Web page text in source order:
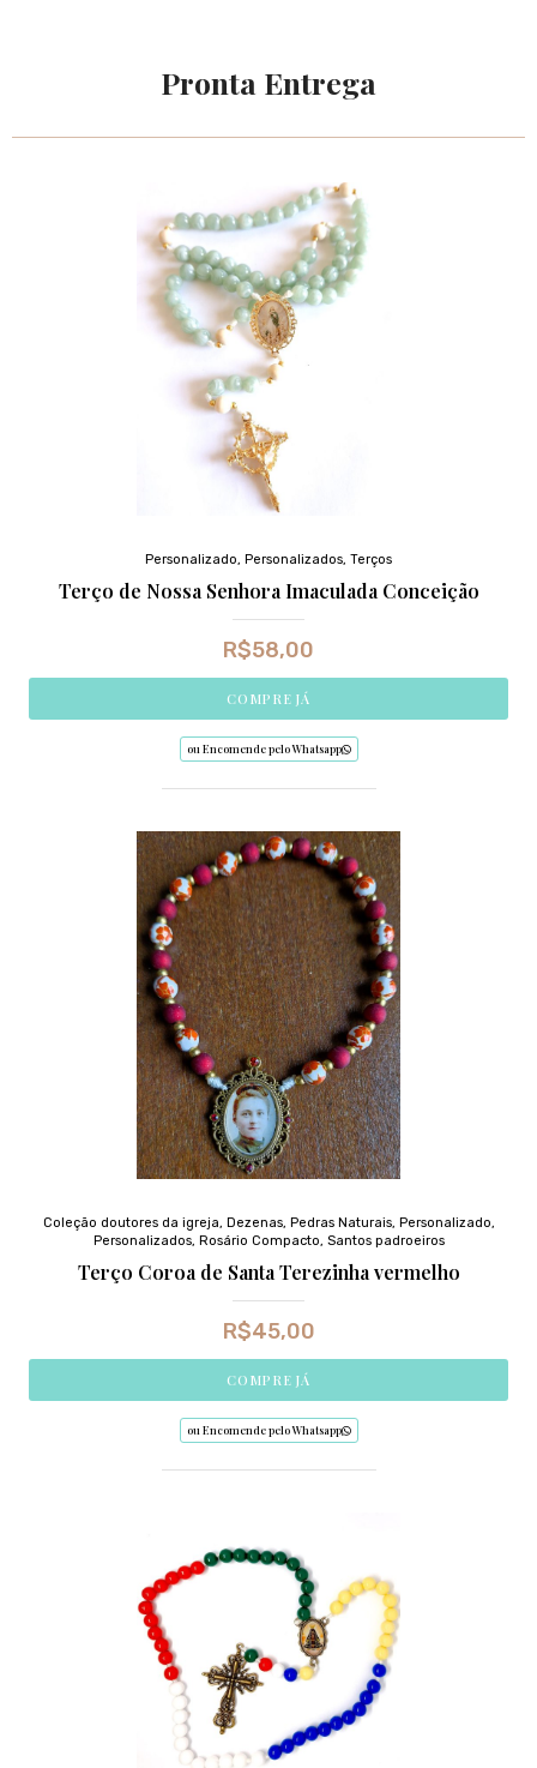
Pronta Entrega
Personalizado, Personalizados, Terços
Terço de Nossa Senhora Imaculada Conceição
R$58,00
COMPRE JÁ
ou Encomende pelo Whatsapp
Coleção doutores da igreja, Dezenas, Pedras Naturais, Personalizado,
Personalizados, Rosário Compacto, Santos padroeiros
Terço Coroa de Santa Terezinha vermelho
R$45,00
COMPRE JÁ
ou Encomende pelo Whatsapp